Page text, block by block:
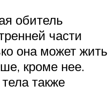
обитель
части
она может жить
кроме нее.
также